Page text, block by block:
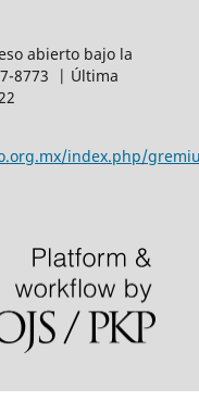
abierto bajo la
8773 | Última
index.php/